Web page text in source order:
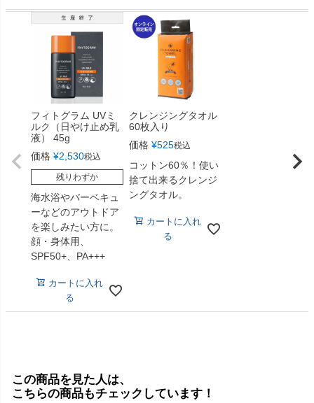
フィトグラム UVミ
ルク（日やけ止め乳
液） 45g
価格 ¥2,530税込
残りわずか
海水浴やバーベキュ
ーなどのアウトドア
を楽しみたい方に。
顔・身体用、
SPF50+、PA+++
カートに入れ
る
クレンジングタオル
60枚入り
価格 ¥525税込
コットン60％！使い
捨て出来るクレンジ
ングタオル。
カートに入れ
る
この商品を見た人は、
こちらの商品もチェックしています！